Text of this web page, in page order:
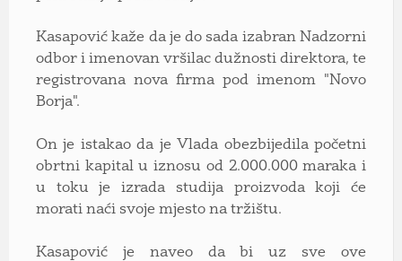
Kasapović kaže da je do sada izabran Nadzorni
odbor i imenovan vršilac dužnosti direktora, te
registrovana nova firma pod imenom "Novo
Borja".
On je istakao da je Vlada obezbijedila početni
obrtni kapital u iznosu od 2.000.000 maraka i
u toku je izrada studija proizvoda koji će
morati naći svoje mjesto na tržištu.
Kasapović je naveo da bi uz sve ove